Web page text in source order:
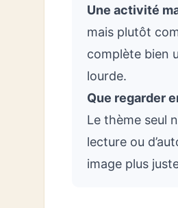
Une activité
mais plutôt
complète bien
lourde.
Que regarder
Le thème seul
lecture ou
image plus